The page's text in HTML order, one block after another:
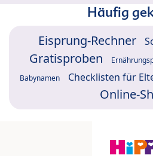
Häufig
Eisprung-Rechner
Gratisproben
Babynamen Checklisten für
Online-